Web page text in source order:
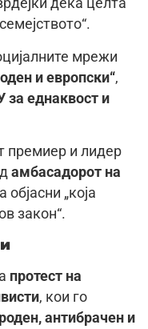
дека целта
мрежи
и европски“,
за еднаквост и
премиер и лидер
амбасадорот на
објасни „која
закон“.
протест на
, кои го
антибрачен и